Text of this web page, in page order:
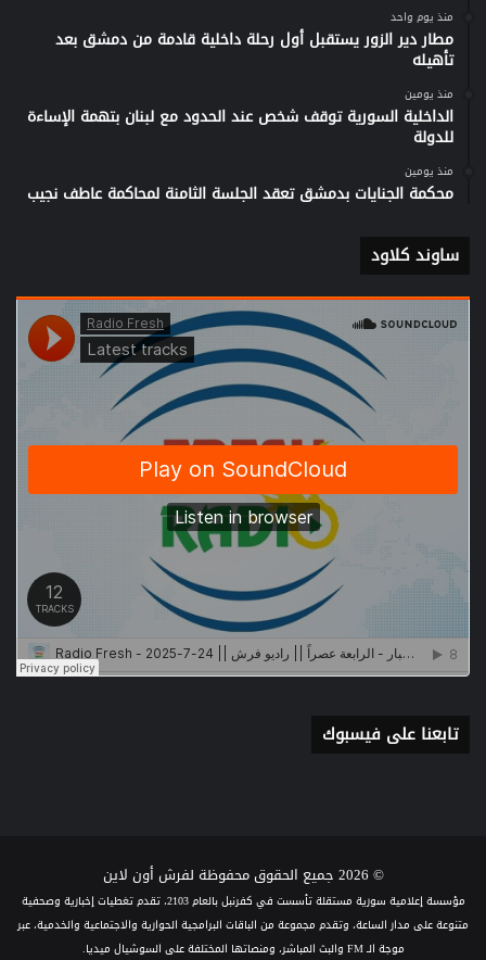
منذ يوم واحد
مطار دير الزور يستقبل أول رحلة داخلية قادمة من دمشق بعد
تأهيله
منذ يومين
الداخلية السورية توقف شخص عند الحدود مع لبنان بتهمة الإساءة
للدولة
منذ يومين
محكمة الجنايات بدمشق تعقد الجلسة الثامنة لمحاكمة عاطف نجيب
ساوند كلاود
تابعنا على فيسبوك
© 2026 جميع الحقوق محفوظة لفرش أون لاين
مؤسسة إعلامية سورية مستقلة تأسست في كفرنبل بالعام 2103، تقدم تغطيات إخبارية وصحفية
متنوعة على مدار الساعة، وتقدم مجموعة من الباقات البرامجية الحوارية والاجتماعية والخدمية، عبر
موجة الـ FM والبث المباشر، ومنصاتها المختلفة على السوشيال ميديا.